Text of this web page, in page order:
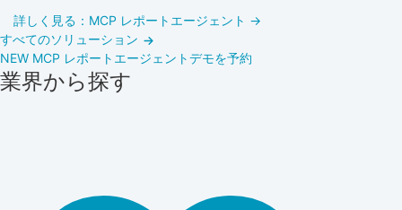
詳しく見る：MCP レポートエージェント →
すべてのソリューション
NEW MCP レポートエージェントデモを予約
業界から探す